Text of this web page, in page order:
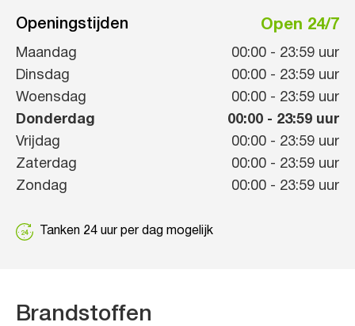
Openingstijden Open 24/7
Maandag 00:00 - 23:59 uur
Dinsdag
00:00 - 23:59 uur
Woensdag
00:00 - 23:59 uur
Donderdag
00:00 - 23:59 uur
Vrijdag
00:00 - 23:59 uur
Zaterdag
00:00 - 23:59 uur
Zondag
00:00 - 23:59 uur
Tanken 24 uur per dag mogelijk
Brandstoffen